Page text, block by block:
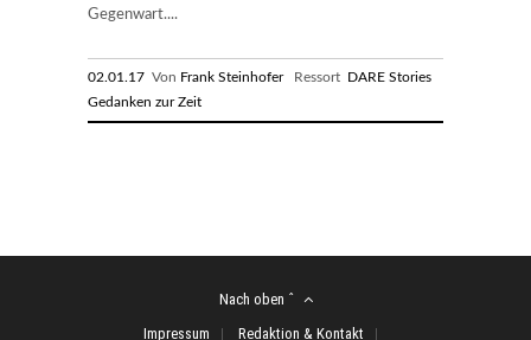
Gegenwart....
02.01.17 Von Frank SteinhoferRessort DARE Stories
Gedanken zur Zeit
Nach oben ˆ
Impressum
Redaktion & Kontakt